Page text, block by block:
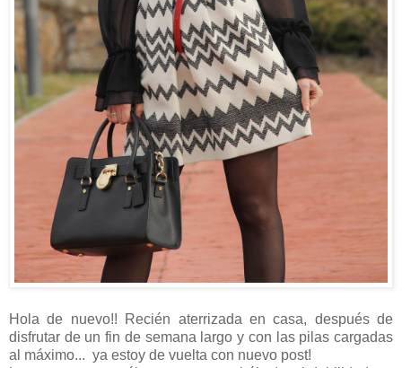
Hola de nuevo!! Recién aterrizada en casa, después de
disfrutar de un fin de semana largo y con las pilas cargadas
al máximo... ya estoy de vuelta con nuevo post!